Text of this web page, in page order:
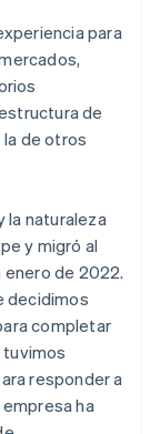
para
de
de otros
la naturaleza
y migró al
de 2022.
decidimos
completar
tuvimos
responder a
ha